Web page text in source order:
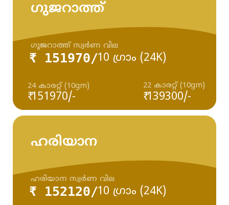
ഗുജറാത്ത്
₹ 151970/10 ഗ്രാം (24K)
₹ 151970/-
24 കാരറ്റ് (10gm) 22 കാരറ്റ് (10gm)
ഗുജറാത്ത് സ്വർണ വില
₹ 139300/-
ഹരിയാന
₹ 152120/10 ഗ്രാം (24K)
ഹരിയാന സ്വർണ വില